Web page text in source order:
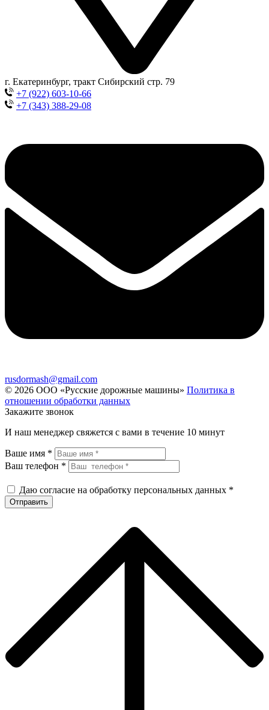
г. Екатеринбург, тракт Сибирский стр. 79
+7 (922) 603-10-66
+7 (343) 388-29-08
rusdormash@gmail.com
© 2026 ООО «Русские дорожные машины» Политика в
отношении обработки данных
Закажите звонок
И наш менеджер свяжется с вами в течение 10 минут
Ваше имя *
Ваш телефон *
Даю согласие на обработку персональных данных *